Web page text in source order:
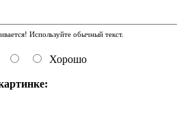
Используйте обычный текст.
Хорошо